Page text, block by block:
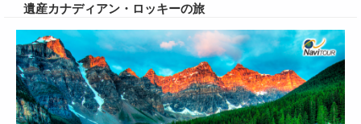
遺産カナディアン・ロッキーの旅